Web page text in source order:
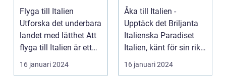
Flyga till Italien
Utforska det underbara
landet med lätthet Att
flyga till Italien är ett
fantast...
16 januari 2024
Paradiset
Åka till Italien -
Upptäck det Briljanta
Italienska Paradiset
Italien, känt för sin rika
historia, ...
16 januari 2024